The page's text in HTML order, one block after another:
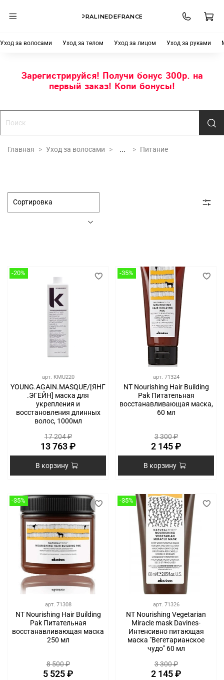
PRALINEDEFRANCE
Уход за волосами Уход за телом Уход за лицом Уход за руками
Зарегистрируйся! Получи бонус 300р. на
первый заказ! Копи бонусы!
Главная Уход за волосами ... Питание
-20%
арт. KMU220
YOUNG.AGAIN.MASQUE/[ЯНГ
.ЭГЕЙН] маска для
укрепления и
восстановления длинных
волос, 1000мл
17 204 ₽
13 763 ₽
В корзину
-35%
арт. 71324
NT Nourishing Hair Building
Pak Питательная
восстанавливающая маска,
60 мл
3 300 ₽
2 145 ₽
В корзину
-35%
арт. 71308
NT Nourishing Hair Building
Pak Питательная
восстанавливающая маска
250 мл
8 500 ₽
5 525 ₽
-35%
арт. 71326
NT Nourishing Vegetarian
Miracle mask Davines-
Интенсивно питающая
маска "Вегетарианское
чудо" 60 мл
3 300 ₽
2 145 ₽